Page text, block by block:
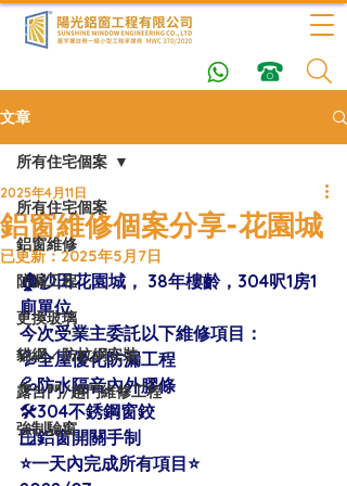
文章
所有住宅個案
鋁窗維修
防漏工程
更換玻璃
貓網／防蚊網安裝
露台門/趟門維修工程
強制驗窗
所有住宅個案
鋁窗維修個案分享-花園城
2025年4月11日
已更新：2025年5月7日
🏠沙田花園城， 38年樓齡，304呎1房1
廁單位
今次受業主委託以下維修項目：
💦全屋優化防漏工程
💦防水隔音內外膠條
🛠304不銹鋼窗鉸
🪟鋁窗開關手制
⭐️一天內完成所有項目⭐️